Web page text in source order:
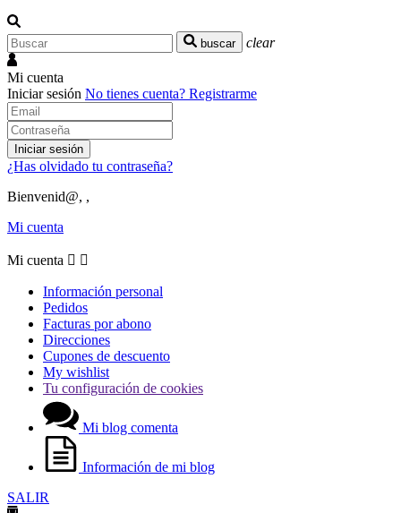
buscar clear
Mi cuenta
Iniciar sesión No tienes cuenta? Registrarme
Iniciar sesión
¿Has olvidado tu contraseña?
Bienvenid@, ,
Mi cuenta
Mi cuenta  
Información personal
Pedidos
Facturas por abono
Direcciones
Cupones de descuento
My wishlist
Tu configuración de cookies
Mi blog comenta
Información de mi blog
SALIR